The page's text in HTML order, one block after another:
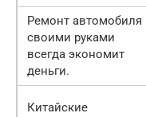
Ремонт автомобиля
своими руками
всегда экономит
деньги.
Китайские